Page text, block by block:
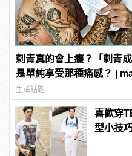
刺青真的會上癮？「刺青
是單純享受那種痛感？ |
生活話題
喜歡穿
型小技